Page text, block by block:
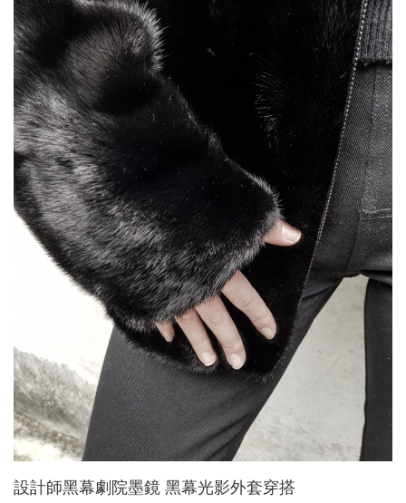
設計師黑幕劇院墨鏡 黑幕光影外套穿搭